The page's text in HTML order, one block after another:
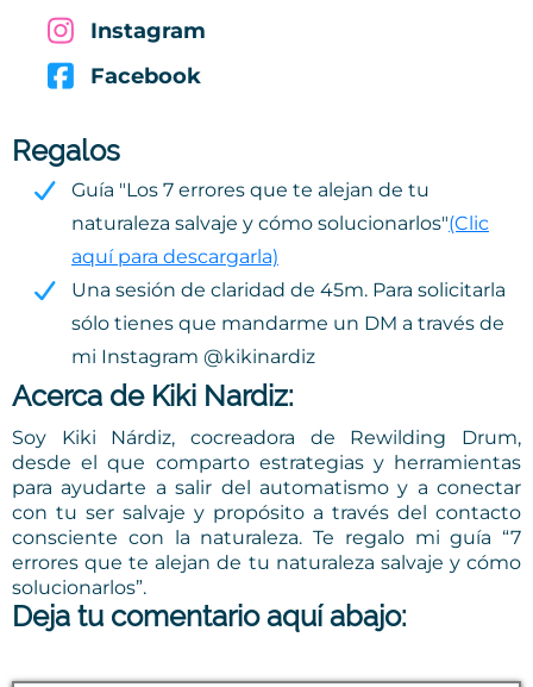
Instagram
Facebook
Regalos
Guía "Los 7 errores que te alejan de tu
naturaleza salvaje y cómo solucionarlos"(Clic
aquí para descargarla)
Una sesión de claridad de 45m. Para solicitarla
sólo tienes que mandarme un DM a través de
mi Instagram @kikinardiz
Acerca de Kiki Nardiz:
Soy Kiki Nárdiz, cocreadora de Rewilding Drum,
desde el que comparto estrategias y herramientas
para ayudarte a salir del automatismo y a conectar
con tu ser salvaje y propósito a través del contacto
consciente con la naturaleza. Te regalo mi guía “7
errores que te alejan de tu naturaleza salvaje y cómo
solucionarlos”.
Deja tu comentario aquí abajo: